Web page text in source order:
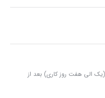
(یک الی هفت روز کاری) بعد از